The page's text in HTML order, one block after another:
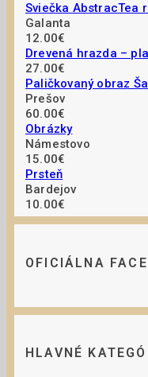
Sviečka AbstracTea
Galanta
12.00€
Drevená hrazda –
27.00€
Paličkovaný obraz
Prešov
60.00€
Obrázky
Námestovo
15.00€
Prsteň
Bardejov
10.00€
OFICIÁLNA
HLAVNÉ